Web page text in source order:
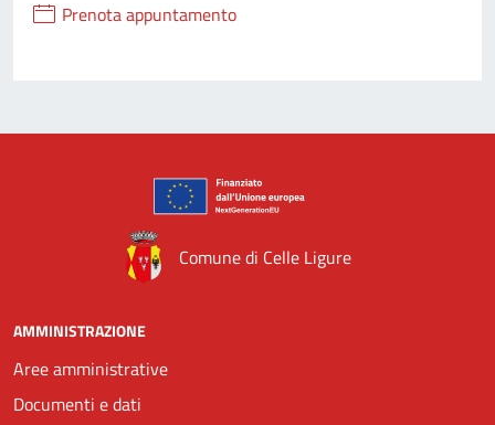
Prenota appuntamento
Comune di Celle Ligure
AMMINISTRAZIONE
Aree amministrative
Documenti e dati